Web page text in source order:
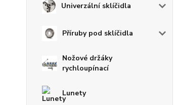
Univerzální sklíčidla
Příruby pod sklíčidla
Nožové držáky
rychloupínací
Lunety